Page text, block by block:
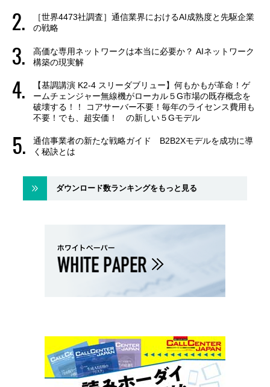
［世界4473社調査］通信業界におけるAI成熟度と先駆企業
の戦略
高価な専用ネットワークは本当に必要か？ AIネットワーク
構築の現実解
【基調講演 K2-4 スリーダブリュー】何もかもが革命！ゲ
ームチェンジャー無線機がローカル５G市場の既存概念を
破壊する！！ コアサーバー不要！毎年のライセンス費用も
不要！でも、超安価！ の新しい５Gモデル
通信事業者の新たな戦略ガイド B2B2Xモデルを成功に導
く秘訣とは
ダウンロード数ランキングをもっと見る